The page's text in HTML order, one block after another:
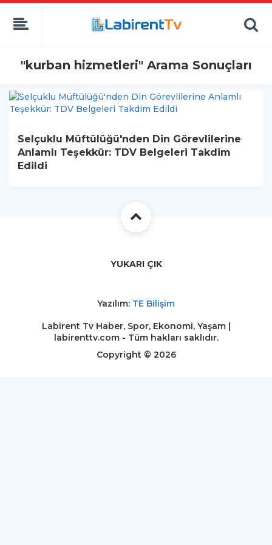
"kurban hizmetleri" Arama Sonuçları
Selçuklu Müftülüğü'nden Din Görevlilerine
Anlamlı Teşekkür: TDV Belgeleri Takdim
Edildi
YUKARI ÇIK
Yazılım: TE Bilişim
Labirent Tv Haber, Spor, Ekonomi, Yaşam |
labirenttv.com - Tüm hakları saklıdır.
Copyright © 2026